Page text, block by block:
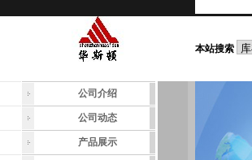
本站搜索
公司介绍
公司动态
产品展示